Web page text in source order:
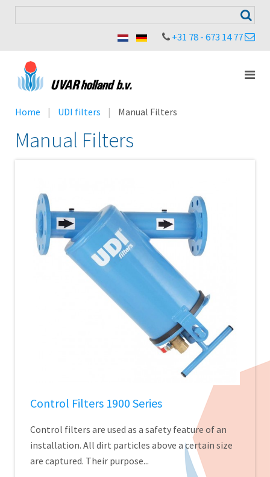
+31 78 - 673 14 77
Home UDI filters Manual Filters
Manual Filters
Control Filters 1900 Series
Control filters are used as a safety feature of an
installation. All dirt particles above a certain size
are captured. Their purpose...